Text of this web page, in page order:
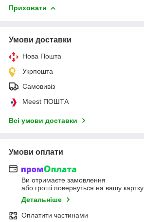
Приховати
Умови доставки
Нова Пошта
Укрпошта
Самовивіз
Meest ПОШТА
Всі умови доставки
Умови оплати
Ви отримаєте замовлення
або гроші повернуться на вашу картку
Детальніше
Оплатити частинами